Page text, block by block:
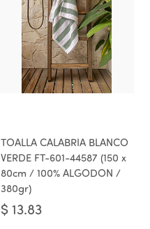
TOALLA CALABRIA BLANCO
VERDE FT-601-44587 (150 x
80cm / 100% ALGODON /
380gr)
$ 13.83